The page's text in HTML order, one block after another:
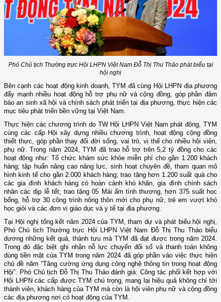
Phó Chủ tịch Thường trực Hội LHPN Việt Nam Đỗ Thị Thu Thảo phát biểu tại
hội nghị
Bên cạnh các hoạt động kinh doanh, TYM đãcùng Hội LHPN địa phương
đẩy mạnh nhiều hoạt động hỗ trợ phụ nữ và cộng đồng, góp phần đảm
bảo an sinh xã hội và chính sách phát triển tại địa phương, thực hiện các
mục tiêu phát triển bền vững tại Việt Nam.
Thực hiện các chương trình do TW Hội LHPN Việt Nam phát động, TYM
cùng các cấp Hội xây dựng nhiều chương trình, hoạt động cộng đồng
thiết thực, góp phần thay đổi đời sống, vai trò, vị thế cho nhiều hội viên,
phụ nữ. Trong năm 2024, TYM đã trao hỗ trợ trên 5,2 tỷ đồng cho các
hoạt động như: Tổ chức khám sức khỏe miễn phí cho gần 1.200 khách
hàng; tập huấn nâng cao năng lực, sinh hoạt chuyên đề, tham quan mô
hình kinh tế cho gần 2.000 khách hàng; trao tặng hơn 1.200 suất quà cho
các gia đình khách hàng có hoàn cảnh khó khăn, gia đình chính sách
nhân các dịp lễ tết; trao tặng 05 Mái ấm tình thương, hơn 375 suất học
bổng, hỗ trợ 30 công trình nông thôn mới cho phụ nữ, trẻ em vượt khó
học giỏi và các đơn vị giáo dục và y tế tại địa phương.
Tại Hội nghị tổng kết năm 2024 của TYM, tham dự và phát biểu hội nghị,
Phó Chủ tịchThường trực Hội LHPN Việt Nam ĐỗThị Thu Thảo biểu
dương những kết quả, thành tựu mà TYM đã đạt được trong năm 2024.
Trong đó đặc biệt ghi nhận nỗ lực chuyển đổi số và thanh toán không
dùng tiền mặt của TYM trong năm 2024 đã góp phần vào việc thực hiện
chủ đề năm “Tăng cường ứng dụng công nghệ thông tin trong hoạt động
Hội”. Phó Chủ tịch Đỗ Thị Thu Thảo đánh giá: Công tác phối kết hợp với
Hội LHPN các cấp được TYM chú trọng, mang lại hiệu quả không chỉ tới
thành viên, khách hàng của TYM mà còn là hội viên phụ nữ và cộng đồng
các địa phương nơi có hoạt động của TYM.